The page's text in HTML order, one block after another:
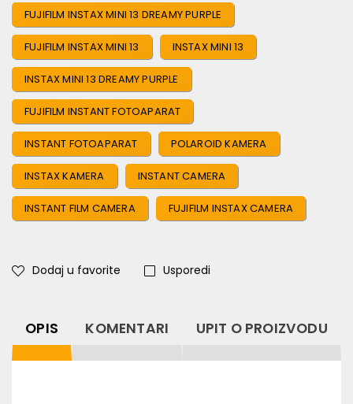
FUJIFILM INSTAX MINI 13 DREAMY PURPLE
FUJIFILM INSTAX MINI 13 INSTAX MINI 13
INSTAX MINI 13 DREAMY PURPLE
FUJIFILM INSTANT FOTOAPARAT
INSTANT FOTOAPARAT POLAROID KAMERA
INSTAX KAMERA INSTANT CAMERA
INSTANT FILM CAMERA FUJIFILM INSTAX CAMERA
Dodaj u favorite Usporedi
OPIS KOMENTARI UPIT O PROIZVODU